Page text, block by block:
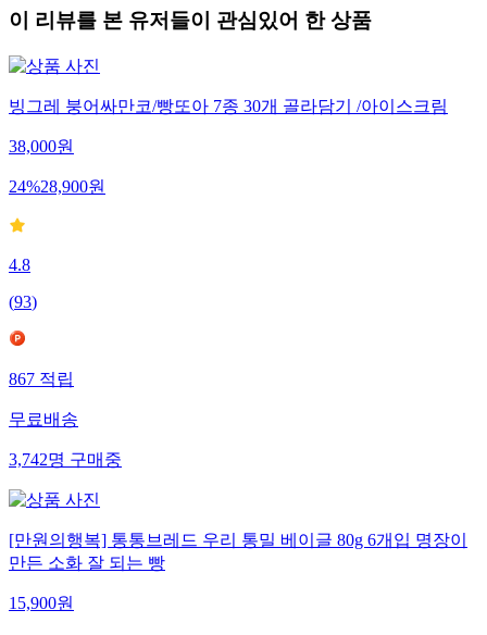
이 리뷰를 본 유저들이 관심있어 한 상품
빙그레 붕어싸만코/빵또아 7종 30개 골라담기 /아이스크림
38,000원
24%28,900원
4.8
(93)
867 적립
무료배송
3,742명 구매중
[만원의행복] 통통브레드 우리 통밀 베이글 80g 6개입 명장이
만든 소화 잘 되는 빵
15,900원